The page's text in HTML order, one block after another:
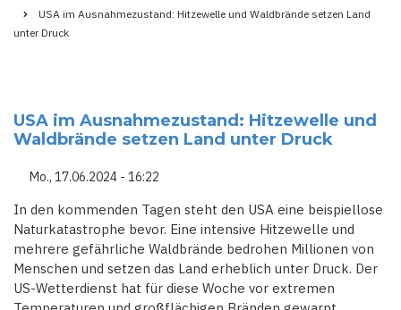
USA im Ausnahmezustand: Hitzewelle und Waldbrände setzen Land
unter Druck
USA im Ausnahmezustand: Hitzewelle und
Waldbrände setzen Land unter Druck
Mo., 17.06.2024 - 16:22
In den kommenden Tagen steht den USA eine beispiellose
Naturkatastrophe bevor. Eine intensive Hitzewelle und
mehrere gefährliche Waldbrände bedrohen Millionen von
Menschen und setzen das Land erheblich unter Druck. Der
US-Wetterdienst hat für diese Woche vor extremen